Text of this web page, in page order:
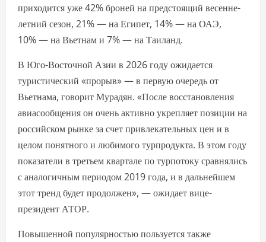
приходится уже 42% броней на предстоящий весенне-
летний сезон, 21% — на Египет, 14% — на ОАЭ,
10% — на Вьетнам и 7% — на Таиланд.
В Юго-Восточной Азии в 2026 году ожидается
туристический «прорыв» — в первую очередь от
Вьетнама, говорит Мурадян. «После восстановления
авиасообщения он очень активно укрепляет позиции на
российском рынке за счет привлекательных цен и в
целом понятного и любимого турпродукта. В этом году
показатели в третьем квартале по турпотоку сравнялись
с аналогичным периодом 2019 года, и в дальнейшем
этот тренд будет продолжен», — ожидает вице-
президент АТОР.
Повышенной популярностью пользуется также